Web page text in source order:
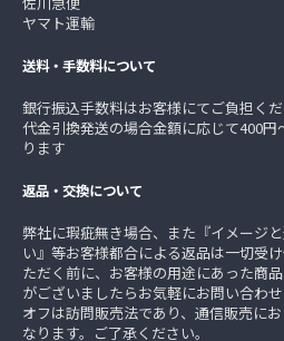
ヤマト運輸
送料・手数料について
銀行振込手数料はお客様にてご負担く
代金引換発送の場合金額に応じて400
ります
返品・交換について
弊社に瑕疵無き場合、また『イメージ
い』等お客様都合による返品は一切受
ただく前に、お客様の用途にあった商
がございましたらお気軽にお問い合わ
オフは訪問販売法であり、通信販売に
なります。ご了承ください。